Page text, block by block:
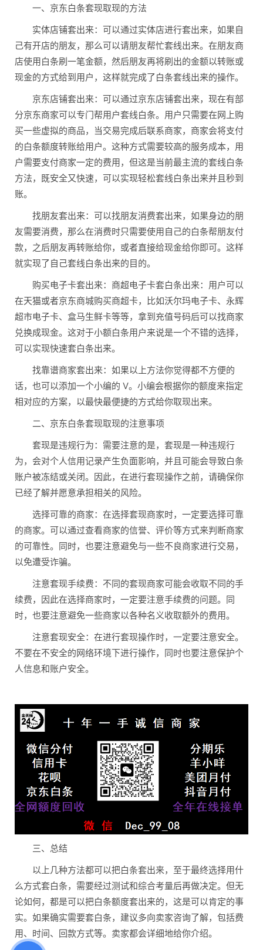
一、京东白条套现取现的方法
实体店铺套出来：可以通过实体店进行套出来，如果自
己有开店的朋友，那么可以请朋友帮忙套线出来。在朋友商
店使用白条刷一笔金额，然后朋友再将刷出的金额以转账或
现金的方式给到用户，这样就完成了白条套线出来的操作。
京东店铺套出来：可以通过京东店铺套出来，现在有部
分京东商家可以专门帮用户套线白条。用户只需要在网上购
买一些虚拟的商品，当交易完成后联系商家，商家会将支付
的白条额度转账给用户。这种方式需要较高的服务成本，用
户需要支付商家一定的费用，但这是当前最主流的套线白条
方法，既安全又快速，可以实现轻松套线白条出来并且秒到
账。
找朋友套出来：可以找朋友消费套出来，如果身边的朋
友需要消费，那么在消费时只需要使用自己的白条帮朋友付
款，之后朋友再转账给你，或者直接给现金给你即可。这样
就实现了自己套线白条出来的目的。
购买电子卡套出来：商超电子卡套白条出来：用户可以
在天猫或者京东商城购买商超卡，比如沃尔玛电子卡、永辉
超市电子卡、盒马生鲜卡等等，拿到充值号码后可以找商家
兑换成现金。这对于小额白条用户来说是一个不错的选择，
可以实现快速套白条出来。
找靠谱商家套出来：如果以上方法你觉得都不方便的
话，也可以添加一个小编的 V。小编会根据你的额度来指定
相对应的方案，以最快最便捷的方式给你取现出来。
二、京东白条套现取现的注意事项
套现是违规行为：需要注意的是，套现是一种违规行
为，会对个人信用记录产生负面影响，并且可能会导致白条
账户被冻结或关闭。因此，在进行套现操作之前，请确保你
已经了解并愿意承担相关的风险。
选择可靠的商家：在选择套现商家时，一定要选择可靠
的商家。可以通过查看商家的信誉、评价等方式来判断商家
的可靠性。同时，也要注意避免与一些不良商家进行交易，
以免遭受诈骗。
注意套现手续费：不同的套现商家可能会收取不同的手
续费，因此在选择商家时，一定要注意手续费的问题。同
时，也要注意避免一些商家以各种名义收取额外的费用。
注意套现安全：在进行套现操作时，一定要注意安全。
不要在不安全的网络环境下进行操作，同时也要注意保护个
人信息和账户安全。
三、总结
以上几种方法都可以把白条套出来，至于最终选择用什
么方式套白条，需要经过测试和综合考量后再做决定。但无
论如何，都是可以把白条额度套出来的，这是可以肯定的事
实。如果确实需要套白条，建议多向卖家咨询了解，包括费
用、时间、回款方式等。卖家都会详细地给你介绍。